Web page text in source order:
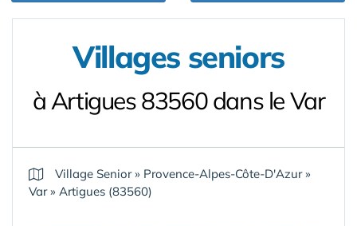
Villages seniors
à Artigues 83560 dans le Var
Village Senior» Provence-Alpes-Côte-D'Azur»
Var» Artigues (83560)